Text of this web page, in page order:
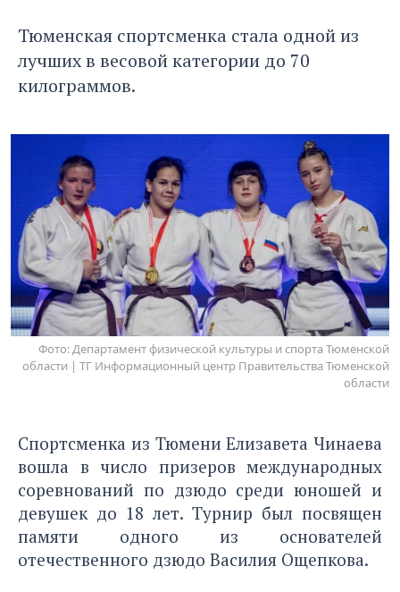
Тюменская спортсменка стала одной из
лучших в весовой категории до 70
килограммов.
Фото: Департамент физической культуры и спорта Тюменской
области | ТГ Информационный центр Правительства Тюменской
области
Спортсменка из Тюмени Елизавета Чинаева
вошла в число призеров международных
соревнований по дзюдо среди юношей и
девушек до 18 лет. Турнир был посвящен
памяти одного из основателей
отечественного дзюдо Василия Ощепкова.